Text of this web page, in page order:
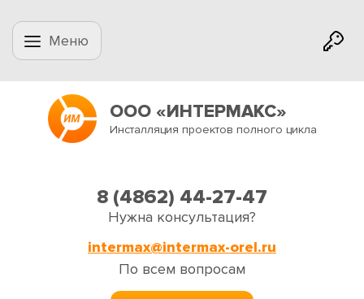
Меню
ООО «ИНТЕРМАКС»
Инсталляция проектов полного цикла
8 (4862) 44-27-47
Нужна консультация?
intermax@intermax-orel.ru
По всем вопросам